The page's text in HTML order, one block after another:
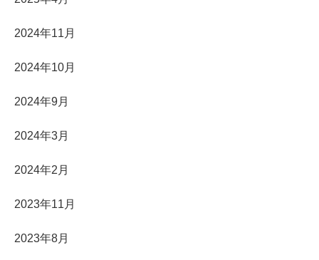
2024年11月
2024年10月
2024年9月
2024年3月
2024年2月
2023年11月
2023年8月